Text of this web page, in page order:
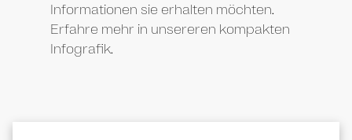
Informationen sie erhalten möchten.
Erfahre mehr in unsereren kompakten
Infografik.